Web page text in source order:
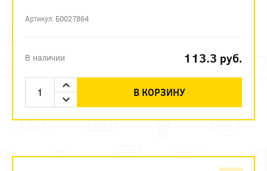
Артикул: Б0027864
В наличии 113.3 руб.
В КОРЗИНУ